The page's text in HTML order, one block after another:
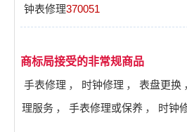
钟表修理370051
商标局接受的非常规商品
手表修理 ， 时钟修理 ， 表盘更换
理服务 ， 手表修理或保养 ， 时钟